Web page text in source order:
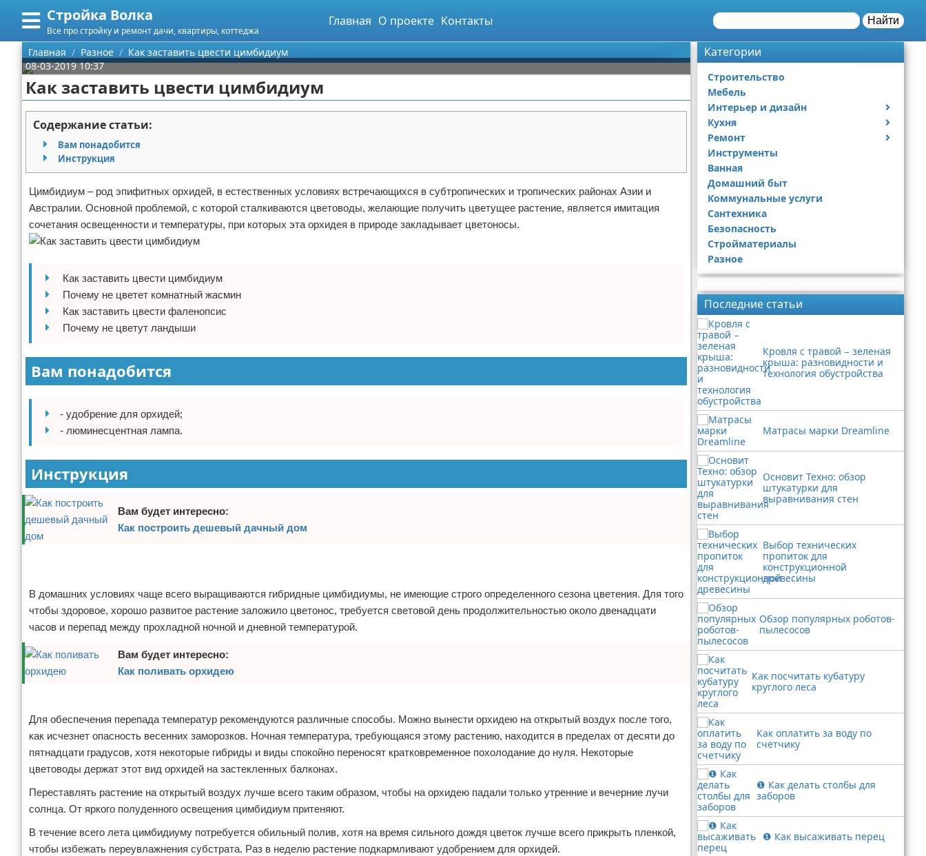
Стройка Волка
Все про стройку и ремонт дачи, квартиры, коттеджа
Главная О проекте Контакты Найти
Меню
Главная
Категории
Строительство
Мебель
Интерьер и дизайн
Дизайн дачи
Дизайн квартиры
Кухня
Посуда
Ремонт
Ремонт дачи
Ремонт квартиры
Инструменты
Ванная
Домашний быт
Коммунальные услуги
Сантехника
Безопасность
Разное
Поиск
О проекте
Контакты
Сотрудничество
Размещение рекламы
Для правообладателей
Условия предоставления информации
Отказ от ответственности
Главная Разное
Как заставить цвести цимбидиум
08-03-2019 10:37
Как заставить цвести цимбидиум
Содержание статьи:
Вам понадобится
Инструкция
Цимбидиум – род эпифитных орхидей, в естественных условиях встречающихся в субтропических и тропических районах Азии и
Австралии. Основной проблемой, с которой сталкиваются цветоводы, желающие получить цветущее растение, является имитация
сочетания освещенности и температуры, при которых эта орхидея в природе закладывает цветоносы.
Как заставить цвести цимбидиум
Почему не цветет комнатный жасмин
Как заставить цвести фаленопсис
Почему не цветут ландыши
Вам понадобится
- удобрение для орхидей;
- люминесцентная лампа.
Инструкция
Вам будет интересно:
Как построить дешевый дачный дом
В домашних условиях чаще всего выращиваются гибридные цимбидиумы, не имеющие строго определенного сезона цветения. Для того
чтобы здоровое, хорошо развитое растение заложило цветонос, требуется световой день продолжительностью около двенадцати
часов и перепад между прохладной ночной и дневной температурой.
Вам будет интересно:
Как поливать орхидею
Для обеспечения перепада температур рекомендуются различные способы. Можно вынести орхидею на открытый воздух после того,
как исчезнет опасность весенних заморозков. Ночная температура, требующаяся этому растению, находится в пределах от десяти до
пятнадцати градусов, хотя некоторые гибриды и виды спокойно переносят кратковременное похолодание до нуля. Некоторые
цветоводы держат этот вид орхидей на застекленных балконах.
Переставлять растение на открытый воздух лучше всего таким образом, чтобы на орхидею падали только утренние и вечерние лучи
солнца. От яркого полуденного освещения цимбидиум притеняют.
В течение всего лета цимбидиуму потребуется обильный полив, хотя на время сильного дождя цветок лучше всего прикрыть пленкой,
чтобы избежать переувлажнения субстрата. Раз в неделю растение подкармливают удобрением для орхидей.
Категории
Строительство
Мебель
Интерьер и дизайн
Дизайн дачи
Дизайн квартиры
Кухня
Посуда
Ремонт
Ремонт дачи
Ремонт квартиры
Инструменты
Ванная
Домашний быт
Коммунальные услуги
Сантехника
Безопасность
Стройматериалы
Разное
Последние статьи
Кровля с травой − зеленая
крыша: разновидности и
технология обустройства
Матрасы марки Dreamline
Основит Техно: обзор
штукатурки для
выравнивания стен
Выбор технических
пропиток для
конструкционной
древесины
Обзор популярных роботов-
пылесосов
Как посчитать кубатуру
круглого леса
Как оплатить за воду по
счетчику
❶ Как делать столбы для
заборов
❶ Как высаживать перец